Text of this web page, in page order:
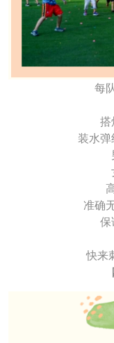
每
搭
装水
准确
保
快来